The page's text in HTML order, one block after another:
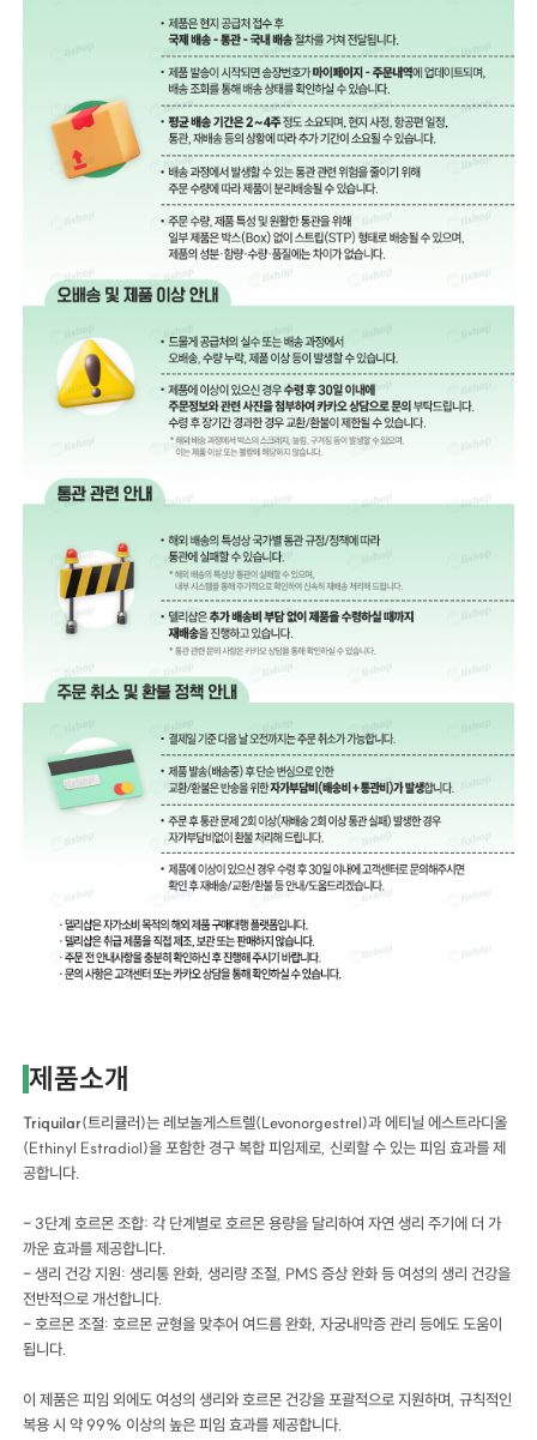
제품소개
Triquilar(트리큘러)는 레보놀게스트렐(Levonorgestrel)과 에티닐 에스트라디올
(Ethinyl Estradiol)을 포함한 경구 복합 피임제로, 신뢰할 수 있는 피임 효과를 제
공합니다.
- 3단계 호르몬 조합: 각 단계별로 호르몬 용량을 달리하여 자연 생리 주기에 더 가
까운 효과를 제공합니다.
- 생리 건강 지원: 생리통 완화, 생리량 조절, PMS 증상 완화 등 여성의 생리 건강을
전반적으로 개선합니다.
- 호르몬 조절: 호르몬 균형을 맞추어 여드름 완화, 자궁내막증 관리 등에도 도움이
됩니다.
이 제품은 피임 외에도 여성의 생리와 호르몬 건강을 포괄적으로 지원하며, 규칙적인
복용 시 약 99% 이상의 높은 피임 효과를 제공합니다.